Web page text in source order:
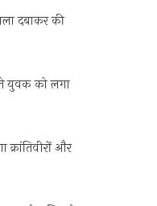
दबाकर की
युवक को लगा
और